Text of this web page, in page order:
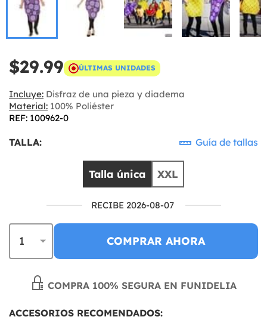
$29.99 ÚLTIMAS UNIDADES
Incluye: Disfraz de una pieza y diadema
Material: 100% Poliéster
REF: 100962-0
TALLA: Guía de tallas
Talla única XXL
RECIBE 2026-08-07
COMPRAR AHORA
COMPRA 100% SEGURA EN FUNIDELIA
ACCESORIOS RECOMENDADOS: